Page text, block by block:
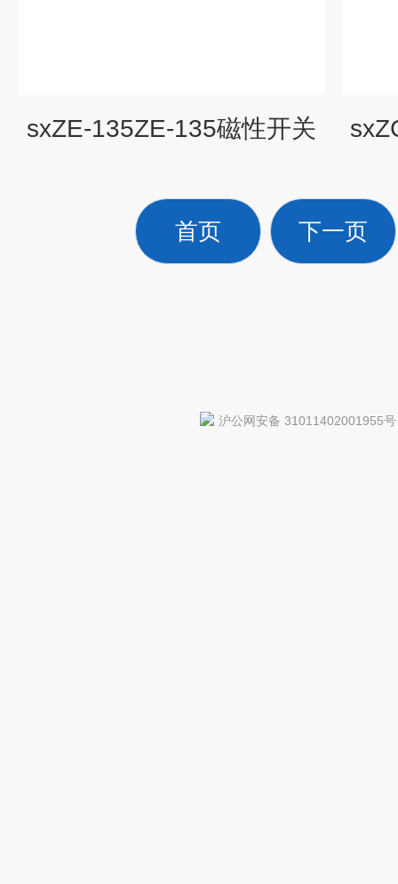
sxZE-135ZE-135磁性开关
首页 下一页
沪公网安备 31011402001955号